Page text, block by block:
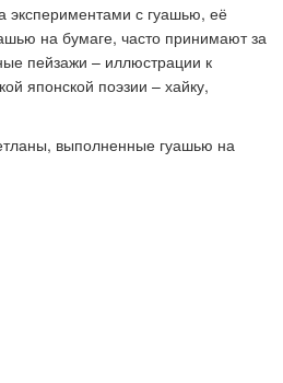
экспериментами с гуашью, её
на бумаге, часто принимают за
пейзажи – иллюстрации к
японской поэзии – хайку,
выполненные гуашью на